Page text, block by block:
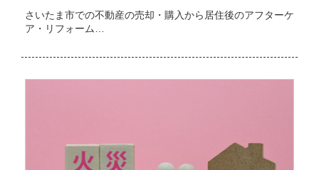
さいたま市での不動産の売却・購入から居住後のアフターケ
ア・リフォーム…